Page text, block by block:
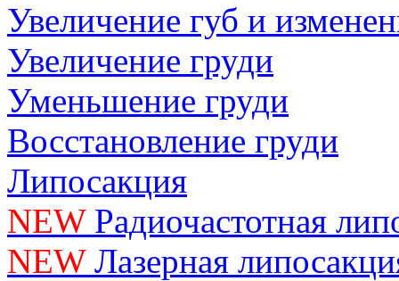
Увеличение губ и
Увеличение груди
Уменьшение груди
Восстановление груди
Липосакция
NEWРадиочастотная
NEWЛазерная